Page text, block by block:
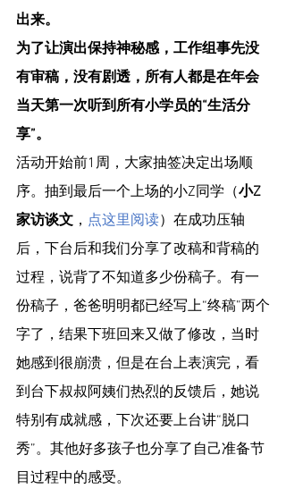
出来。
为了让演出保持神秘感，工作组事先没
有审稿，没有剧透，所有人都是在年会
当天第一次听到所有小学员的“生活分
享”。
活动开始前1周，大家抽签决定出场顺
序。抽到最后一个上场的小Z同学（小Z
家访谈文 ， 点这里阅读）在成功压轴
后，下台后和我们分享了改稿和背稿的
过程，说背了不知道多少份稿子。有一
份稿子，爸爸明明都已经写上“终稿”两个
字了，结果下班回来又做了修改，当时
她感到很崩溃，但是在台上表演完，看
到台下叔叔阿姨们热烈的反馈后，她说
特别有成就感，下次还要上台讲“脱口
秀”。其他好多孩子也分享了自己准备节
目过程中的感受。